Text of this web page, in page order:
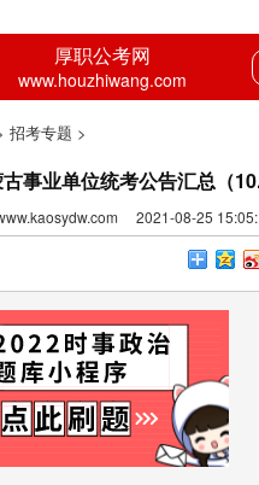
厚职公考网
www.houzhiwang.com
招考专题 >
事业单位统考公告汇总（
2021-08-25